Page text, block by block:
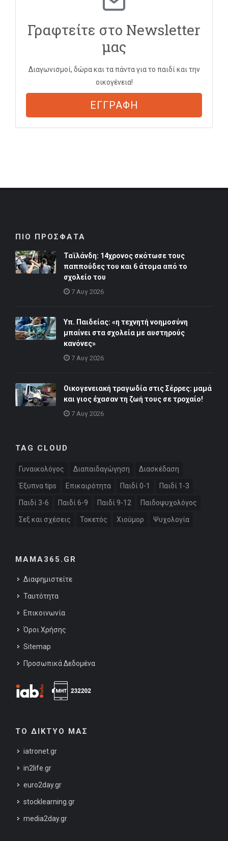
Γραφτείτε στο Newsletter
μας
Διαγωνισμοί, δώρα και τα πάντα για το παιδί και την
οικογένεια!
ΕΓΓΡΑΦΗ
ΠΙΟ ΠΡΟΣΦΑΤΑ
Ταϊλάνδη: 14χρονος σκότωσε τους
παππούδες του και 6 άτομα από το
σχολείο του
7 Αυγ 2026
Υπ. Παιδείας: «η τεχνητή νοημοσύνη
μπαίνει στα σχολεία με αυστηρούς
κανόνες»
7 Αυγ 2026
Οικογενειακή τραγωδία στις Σέρρες: μαμά
και γιος έχασαν τη ζωή τους σε τροχαίο!
7 Αυγ 2026
TAG CLOUD
Γυναικολόγος Διαπαιδαγώγηση Διασκέδαση
Έξυπνα tips Επικαιρότητα Παιδί 0-1 Παιδί 1-3
Παιδί 3-6 Παιδί 6-9 Παιδί 9-12 Παιδοψυχολόγος
Σεξ και σχέσεις Τοκετός Χιούμορ Ψυχολογία
MAMA365.GR
Διαφημιστείτε
Ταυτότητα
Επικοινωνία
Όροι Χρήσης
Sitemap
Προσωπικά Δεδομένα
ΤΟ ΔΙΚΤΥΟ ΜΑΣ
iatronet.gr
in2life.gr
euro2day.gr
stocklearning.gr
media2day.gr